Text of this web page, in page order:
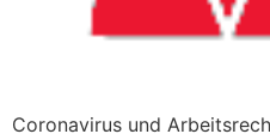
Coronavirus und